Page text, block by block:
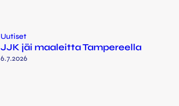
Uutiset
JJK jäi maaleitta Tampereella
6.7.2026